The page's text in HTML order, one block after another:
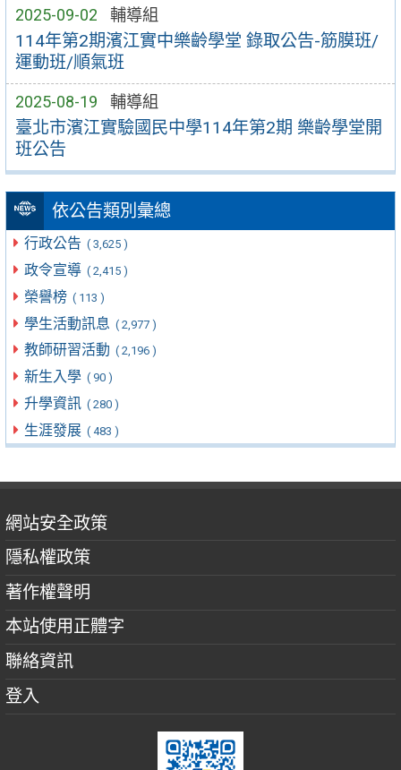
2025-09-02 輔導組
114年第2期濱江實中樂齡學堂 錄取公告-筋膜班/
運動班/順氣班
2025-08-19 輔導組
臺北市濱江實驗國民中學114年第2期 樂齡學堂開
班公告
依公告類別彙總
行政公告 ( 3,625 )
政令宣導 ( 2,415 )
榮譽榜 ( 113 )
學生活動訊息 ( 2,977 )
教師研習活動 ( 2,196 )
新生入學 ( 90 )
升學資訊 ( 280 )
生涯發展 ( 483 )
網站安全政策
隱私權政策
著作權聲明
本站使用正體字
聯絡資訊
登入